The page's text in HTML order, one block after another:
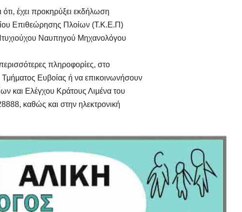
έχει προκηρύξει εκδήλωση
Επιθεώρησης Πλοίων (Τ.Κ.Ε.Π)
Ναυπηγού Μηχανολόγου
πληροφορίες, στο
Τμήματος Ευβοίας ή να επικοινωνήσουν
και Ελέγχου Κράτους Λιμένα του
καθώς και στην ηλεκτρονική